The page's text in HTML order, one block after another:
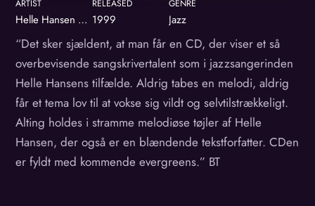
ARTIST
Helle Hansen Group
RELEASED
1999
GENRE
Jazz
“Det sker sjældent, at man får en CD, der viser et så
overbevisende sangskrivertalent som i jazzsangerinden
Helle Hansens tilfælde. Aldrig tabes en melodi, aldrig
får et tema lov til at vokse sig vildt og selvtilstrækkeligt.
Alting holdes i stramme melodiøse tøjler af Helle
Hansen, der også er en blændende tekstforfatter. CDen
er fyldt med kommende evergreens.” BT